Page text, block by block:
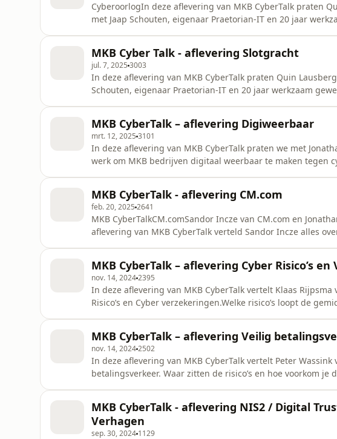
CyberoorlogIn deze aflevering van MKB CyberTalk praten
met Jaap Schouten, eigenaar Praetorian-IT en 20 jaar
verweren. Een onderhoudend g
MKB Cyber Talk - aflevering Slotgracht
jul. 7, 2025 3003
In deze aflevering van MKB CyberTalk praten Quin
Schouten, eigenaar Praetorian-IT en 20 jaar werkzaam
overeenkomsten. Een slotgracht als antiviru
MKB CyberTalk – aflevering Digiweerbaar
mrt. 12, 2025 3101
In deze aflevering van MKB CyberTalk praten we met
werk om MKB bedrijven digitaal weerbaar te maken tegen
het train
MKB CyberTalk - aflevering CM.com
feb. 20, 2025 2641
MKB CyberTalkCM.comSandor Incze van CM.com en
aflevering van MKB CyberTalk verteld Sandor Incze alles
CM.com dageli
MKB CyberTalk – aflevering Cyber Risico’s
nov. 14, 20242395
In deze aflevering van MKB CyberTalk vertelt Klaas Rijpsma
Risico’s en Cyber verzekeringen.Welke risico’s loopt de
NIS2 richtlijne
MKB CyberTalk – aflevering Veilig
nov. 14, 20242502
In deze aflevering van MKB CyberTalk vertelt Peter
betalingsverkeer. Waar zitten de risico’s en hoe voorkom
naar de hackers overgemaakt wor
MKB CyberTalk - aflevering NIS2 / Digital
Verhagen
sep. 30, 2024 1129